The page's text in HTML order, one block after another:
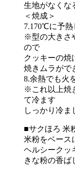
生地がなくな
＜焼成＞
7.170℃に予熱
※型の大きさ
ので
クッキーの焼
焼きムラがで
8.余熱でも火
※これ以上焼
て冷ます
しっかり冷ま
■サクほろ 米
米粉をベース
ヘルシークッ
きな粉の香ば